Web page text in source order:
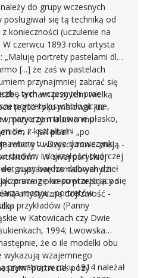
do grupy wczesnych
się tą techniką od
konieczności (uczulenie na
czerwcu 1893 roku artysta
„Maluję portrety pastelami dla
[...] że zaś w pastelach
przynajmniej zabrać się
- a mam przy tem wielką
tegoż roku malował już
przy czym trudno mu
i - jak pisał - „po
roboty - wszyscy mnie znają -
W swej paryskiej
wystawę namalowanych
tych wczesnych prac
portrety psychologiczne,
manierze malowane płasko,
tle, z kształtami
tu Dwie dziewczynki
studiów i dojrzałości twórczej
grupy bardzo dobrych dzieł
prace z okresu przejścia od
artystyczną dojrzałość -
uwagę na powtarzający się
motyw „portretów
przykładów (Panny
w Katowicach czy Dwie
1994; Lwowska
że o ile modelki obu
wzajemnego
portrecie, pozy
prywatną; w roku 1914 należał